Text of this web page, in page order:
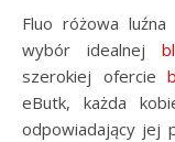
Fluo różowa luźna
wybór idealnej
szerokiej ofercie
eButk, każda
odpowiadający jej